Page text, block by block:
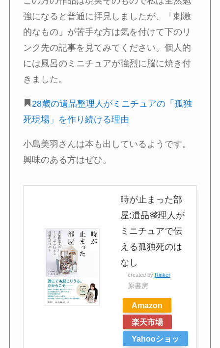
強になると普通に拝見しましたが、「刺激
的なもの」が苦手な方は気を付けて下のリ
ンク先の記事を見てみてください。個人的
には風呂のミニチュアが強烈に脳に焼き付
きました。
28歳の遺品整理人がミニチュアの「孤独
死現場」を作り続ける理由
小島美羽さんは本も出しているようです。
興味のある方はぜひ。
時が止まった部
屋:遺品整理人が
ミニチュアで伝
える孤独死のは
なし
created by Rinker
原書房
Amazon
楽天市場
Yahooショッ